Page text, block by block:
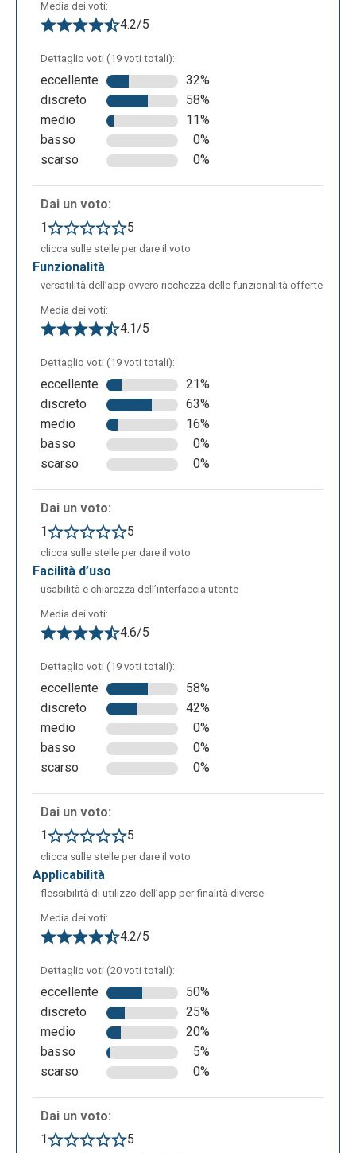
Una volta completato il documento, esso si salverà
automaticamente sui server di Google e comparirà
nella pagina iniziale di Google Documenti.
L’app consente di lavorare anche senza
connessione alla Rete e di vedere la cronologia
delle modifiche con la possibilità di ripristinare una
determinata versione.
Media dei voti:
4.2/5
Dettaglio voti (19 voti totali):
eccellente
32%
discreto
58%
medio
11%
basso
0%
scarso
0%
Dai un voto:
1
5
clicca sulle stelle per dare il voto
funzionalità
versatilità dell’app ovvero ricchezza delle funzionalità offerte
Media dei voti:
4.1/5
Dettaglio voti (19 voti totali):
eccellente
21%
discreto
63%
medio
16%
basso
0%
scarso
0%
Dai un voto:
1
5
clicca sulle stelle per dare il voto
facilità d’uso
usabilità e chiarezza dell’interfaccia utente
Media dei voti:
4.6/5
Dettaglio voti (19 voti totali):
eccellente
58%
discreto
42%
medio
0%
basso
0%
scarso
0%
Dai un voto:
1
5
clicca sulle stelle per dare il voto
applicabilità
flessibilità di utilizzo dell’app per finalità diverse
Media dei voti:
4.2/5
Dettaglio voti (20 voti totali):
eccellente
50%
discreto
25%
medio
20%
basso
5%
scarso
0%
Dai un voto:
1
5